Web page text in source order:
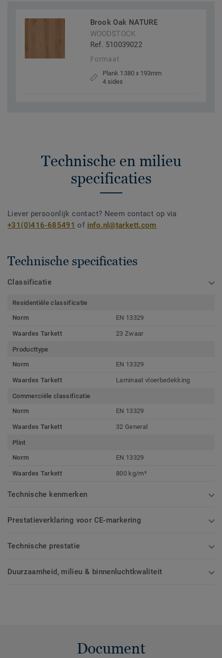
Brook Oak NATURE
WOODSTOCK
Ref. 510039022
Formaat
Plank 1380 x 193mm
4 sides
Technische en milieu
specificaties
Liever persoonlijk contact? Neem contact op via
+31(0)416-685491 of info.nl@tarkett.com
Technische specificaties
Classificatie
Residentiële classificatie
Norm
EN 13329
Waardes Tarkett 23 Zwaar
Producttype
Norm
EN 13329
Waardes Tarkett Laminaat vloerbedekking
Commerciële classificatie
Norm
EN 13329
Waardes Tarkett 32 General
Plint
Norm
EN 13329
Waardes Tarkett 800 kg/m³
Technische kenmerken
Prestatieverklaring voor CE-markering
Technische prestatie
Duurzaamheid, milieu & binnenluchtkwaliteit
Document